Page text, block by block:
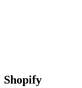
Shopify